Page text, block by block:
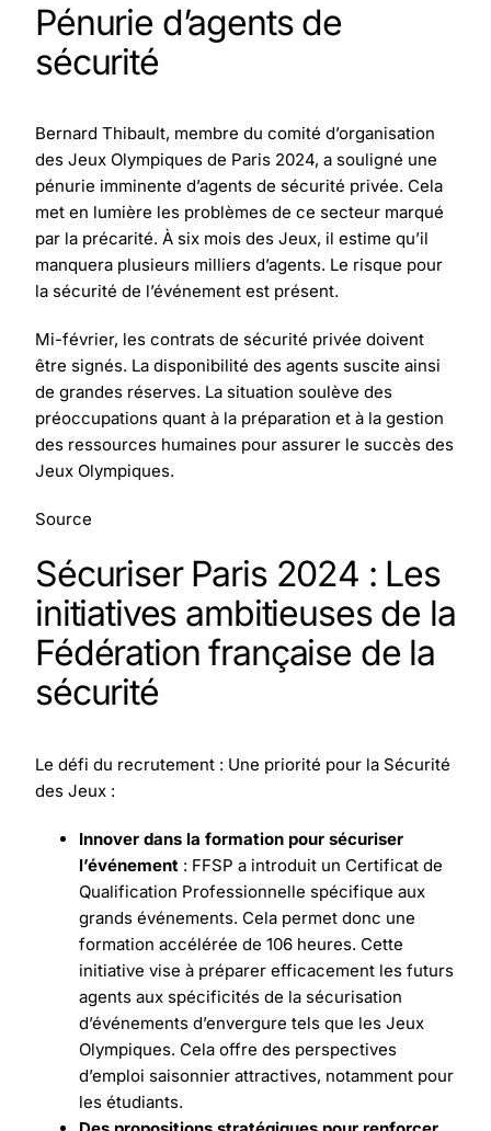
Pénurie d’agents de
sécurité
Bernard Thibault, membre du comité d’organisation
des Jeux Olympiques de Paris 2024, a souligné une
pénurie imminente d’agents de sécurité privée. Cela
met en lumière les problèmes de ce secteur marqué
par la précarité. À six mois des Jeux, il estime qu’il
manquera plusieurs milliers d’agents. Le risque pour
la sécurité de l’événement est présent.
Mi-février, les contrats de sécurité privée doivent
être signés. La disponibilité des agents suscite ainsi
de grandes réserves. La situation soulève des
préoccupations quant à la préparation et à la gestion
des ressources humaines pour assurer le succès des
Jeux Olympiques.
Source
Sécuriser Paris 2024 : Les
initiatives ambitieuses de la
Fédération française de la
sécurité
Le défi du recrutement : Une priorité pour la Sécurité
des Jeux :
Innover dans la formation pour sécuriser
l’événement : FFSP a introduit un Certificat de
Qualification Professionnelle spécifique aux
grands événements. Cela permet donc une
formation accélérée de 106 heures. Cette
initiative vise à préparer efficacement les futurs
agents aux spécificités de la sécurisation
d’événements d’envergure tels que les Jeux
Olympiques. Cela offre des perspectives
d’emploi saisonnier attractives, notamment pour
les étudiants.